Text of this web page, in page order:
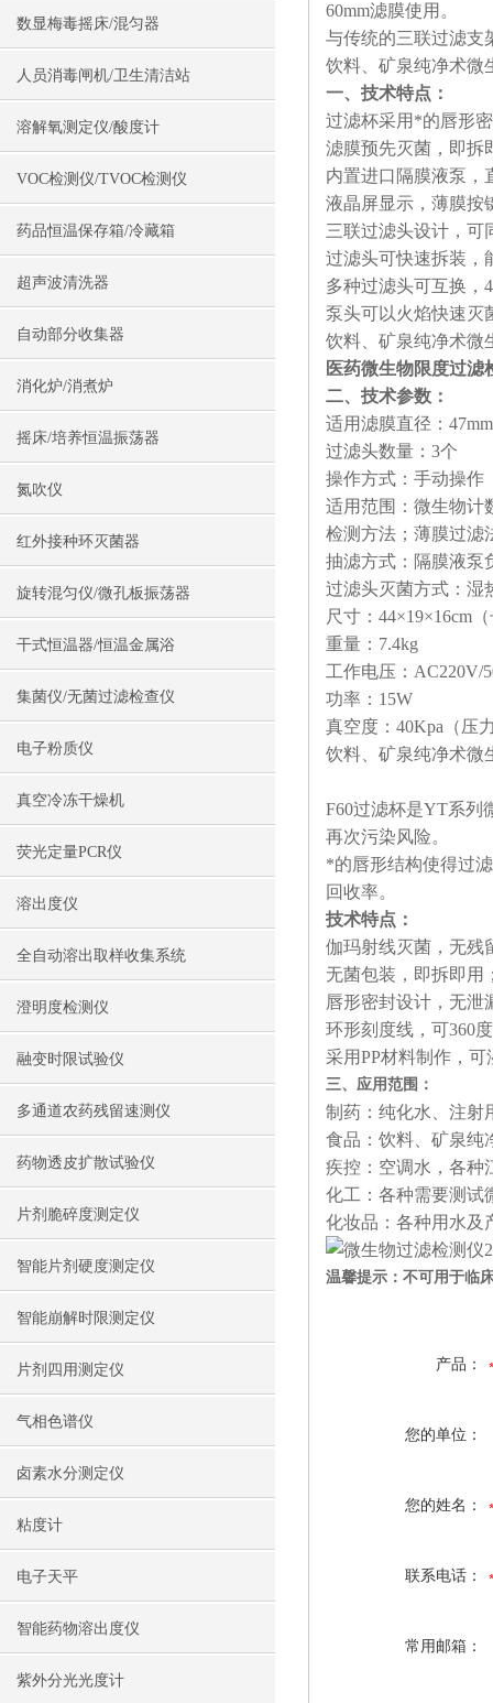
数显梅毒摇床/混匀器
人员消毒闸机/卫生清洁站
溶解氧测定仪/酸度计
VOC检测仪/TVOC检测仪
药品恒温保存箱/冷藏箱
超声波清洗器
自动部分收集器
消化炉/消煮炉
摇床/培养恒温振荡器
氮吹仪
红外接种环灭菌器
旋转混匀仪/微孔板振荡器
干式恒温器/恒温金属浴
集菌仪/无菌过滤检查仪
电子粉质仪
真空冷冻干燥机
荧光定量PCR仪
溶出度仪
全自动溶出取样收集系统
澄明度检测仪
融变时限试验仪
多通道农药残留速测仪
药物透皮扩散试验仪
片剂脆碎度测定仪
智能片剂硬度测定仪
智能崩解时限测定仪
片剂四用测定仪
气相色谱仪
卤素水分测定仪
粘度计
电子天平
智能药物溶出度仪
紫外分光光度计
60mm滤膜使用。
与传统的三联过滤支
饮料、矿泉纯净术微
一、技术特点：
过滤杯采用*的唇形
滤膜预先灭菌，即拆
内置进口隔膜液泵，
液晶屏显示，薄膜按
三联过滤头设计，可
过滤头可快速拆装，
多种过滤头可互换，
泵头可以火焰快速灭
饮料、矿泉纯净术微
医药微生物限度过滤
二、技术参数：
适用滤膜直径：
过滤头数量：3个
操作方式：手动操作
适用范围：微生物计
检测方法；薄膜过滤
抽滤方式：隔膜液泵
过滤头灭菌方式：湿
尺寸：44×19×16cm
重量：7.4kg
工作电压：AC220V/
功率：15W
真空度：40Kpa（压
饮料、矿泉纯净术微
F60过滤杯是YT系列
再次污染风险。
*的唇形结构使得过
回收率。
技术特点：
伽玛射线灭菌，无残
无菌包装，即拆即用
唇形密封设计，无泄
环形刻度线，可360
采用PP材料制作，
三、应用范围：
制药：纯化水、注射
食品：饮料、矿泉纯
疾控：空调水，各种
化工：各种需要测试
化妆品：各种用水及
温馨提示：不可用于临
产品：
您的单位：
您的姓名：
联系电话：
常用邮箱：